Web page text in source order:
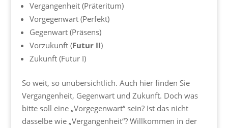
Vergangenheit (Präteritum)
Vorgegenwart (Perfekt)
Gegenwart (Präsens)
Vorzukunft (Futur II)
Zukunft (Futur I)
So weit, so unübersichtlich. Auch hier finden Sie
Vergangenheit, Gegenwart und Zukunft. Doch was
bitte soll eine „Vorgegenwart“ sein? Ist das nicht
dasselbe wie „Vergangenheit“? Willkommen in der